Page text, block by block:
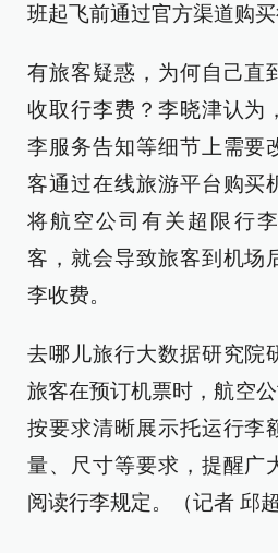
班起飞前通过官方渠道购买
有旅客疑惑，为何自己直
收取行李费？李晓津认为
李服务告知等细节上需要
客通过在线旅游平台购买
将航空公司有关超限行
客，就会导致旅客到机场
李收费。
去哪儿旅行大数据研究院
旅客在预订机票时，航空
按要求清晰展示托运行李
量、尺寸等要求，提醒广
阅读行李规定。（记者 邱超